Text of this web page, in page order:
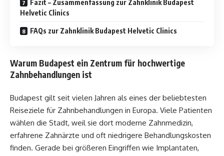
Fazit – Zusammenfassung zur Zahnklinik Budapest
Helvetic Clinics
FAQs zur Zahnklinik Budapest Helvetic Clinics
Warum Budapest ein Zentrum für hochwertige
Zahnbehandlungen ist
Budapest gilt seit vielen Jahren als eines der beliebtesten
Reiseziele für Zahnbehandlungen in Europa. Viele Patienten
wählen die Stadt, weil sie dort moderne Zahnmedizin,
erfahrene Zahnärzte und oft niedrigere Behandlungskosten
finden. Gerade bei größeren Eingriffen wie Implantaten,